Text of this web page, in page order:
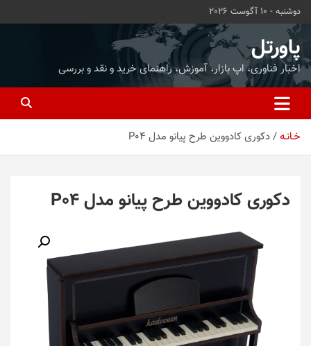
محتوا
بروید
دوشنبه - 10 آگوست 2026
پاورتل
اخبار فناوری، اپ بازار، آموزش، راهنمای خرید و نقد و بررسی
خـانـه دکوری کادووین طرح پیانو مدل P04
دکوری کادووین طرح پیانو مدل P04